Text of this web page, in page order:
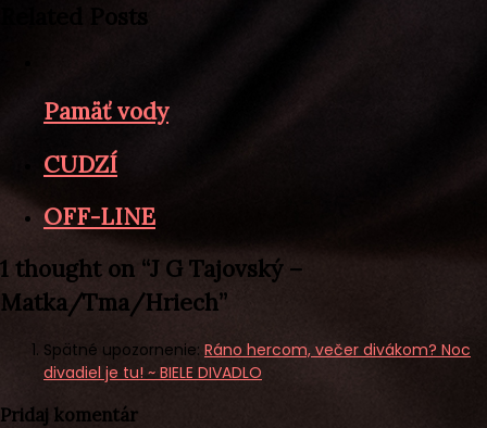
Related Posts
Pamäť vody
CUDZÍ
OFF-LINE
1 thought on “J G Tajovský –
Matka/Tma/Hriech”
Spätné upozornenie: Ráno hercom, večer divákom? Noc
divadiel je tu! ~ BIELE DIVADLO
Pridaj komentár